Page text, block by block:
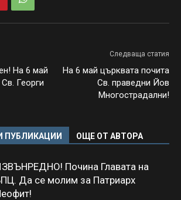
На 6 май
Георги
Следваща статия
На 6 май църквата почита
Св. праведни Йов
Многострадални!
ПУБЛИКАЦИИ ОЩЕ ОТ АВТОРА
Почина Главата на
Да се молим за Патриарх